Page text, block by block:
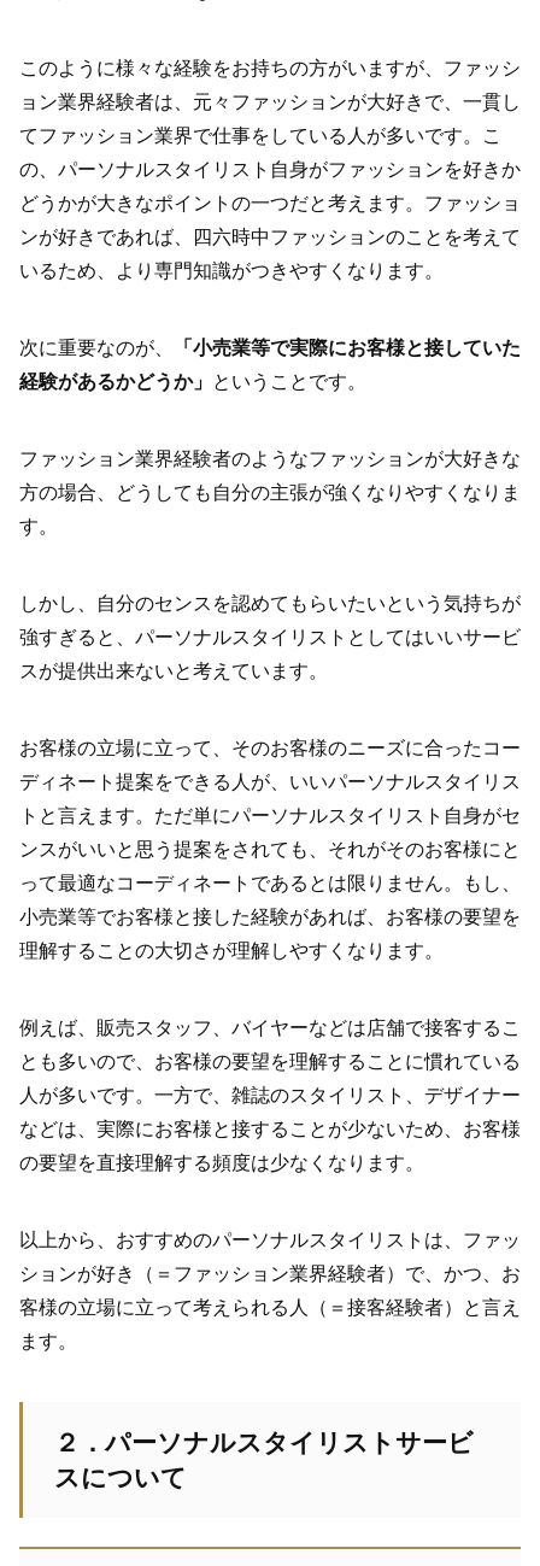
このように様々な経験をお持ちの方がいますが、ファッシ
ョン業界経験者は、元々ファッションが大好きで、一貫し
てファッション業界で仕事をしている人が多いです。こ
の、パーソナルスタイリスト自身がファッションを好きか
どうかが大きなポイントの一つだと考えます。ファッショ
ンが好きであれば、四六時中ファッションのことを考えて
いるため、より専門知識がつきやすくなります。
次に重要なのが、
「小売業等で実際にお客様と接していた
経験があるかどうか」 ということです。
ファッション業界経験者のようなファッションが大好きな
方の場合、どうしても自分の主張が強くなりやすくなりま
す。
しかし、自分のセンスを認めてもらいたいという気持ちが
強すぎると、パーソナルスタイリストとしてはいいサービ
スが提供出来ないと考えています。
お客様の立場に立って、そのお客様のニーズに合ったコー
ディネート提案をできる人が、いいパーソナルスタイリス
トと言えます。ただ単にパーソナルスタイリスト自身がセ
ンスがいいと思う提案をされても、それがそのお客様にと
って最適なコーディネートであるとは限りません。もし、
小売業等でお客様と接した経験があれば、お客様の要望を
理解することの大切さが理解しやすくなります。
例えば、販売スタッフ、バイヤーなどは店舗で接客するこ
とも多いので、お客様の要望を理解することに慣れている
人が多いです。一方で、雑誌のスタイリスト、デザイナー
などは、実際にお客様と接することが少ないため、お客様
の要望を直接理解する頻度は少なくなります。
以上から、おすすめのパーソナルスタイリストは、ファッ
ションが好き（＝ファッション業界経験者）で、かつ、お
客様の立場に立って考えられる人（＝接客経験者）と言え
ます。
２．パーソナルスタイリストサービ
スについて